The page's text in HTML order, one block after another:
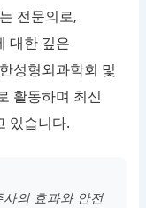
전문의로,
대한 깊은
성형외과학회 및
활동하며 최신
있습니다.
의 효과와 안전